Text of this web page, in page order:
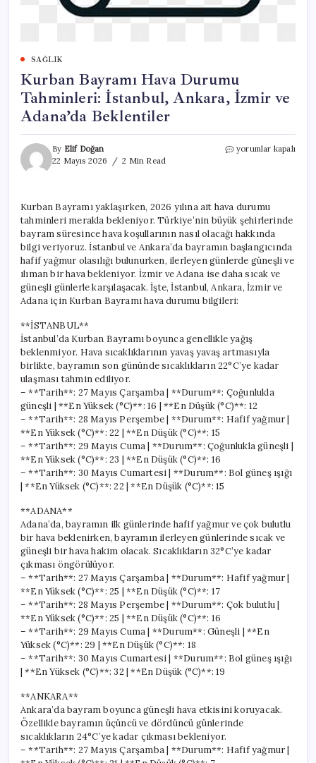
SAĞLIK
Kurban Bayramı Hava Durumu
Tahminleri: İstanbul, Ankara, İzmir ve
Adana’da Beklentiler
By Elif Doğan
22 Mayıs 2026
2 Min Read
Kurban
İstanbul,
Ankara,
İzmir
ve
Adana’da
Beklentiler
için
yorumlar kapalı
Kurban Bayramı yaklaşırken, 2026 yılına ait hava durumu
tahminleri merakla bekleniyor. Türkiye’nin büyük şehirlerinde
bayram süresince hava koşullarının nasıl olacağı hakkında
bilgi veriyoruz. İstanbul ve Ankara’da bayramın başlangıcında
hafif yağmur olasılığı bulunurken, ilerleyen günlerde güneşli ve
ılıman bir hava bekleniyor. İzmir ve Adana ise daha sıcak ve
güneşli günlerle karşılaşacak. İşte, İstanbul, Ankara, İzmir ve
Adana için Kurban Bayramı hava durumu bilgileri:
**İSTANBUL**
İstanbul’da Kurban Bayramı boyunca genellikle yağış
beklenmiyor. Hava sıcaklıklarının yavaş yavaş artmasıyla
birlikte, bayramın son gününde sıcaklıkların 22°C’ye kadar
ulaşması tahmin ediliyor.
– **Tarih**: 27 Mayıs Çarşamba | **Durum**: Çoğunlukla
güneşli | **En Yüksek (°C)**: 16 | **En Düşük (°C)**: 12
– **Tarih**: 28 Mayıs Perşembe | **Durum**: Hafif yağmur |
**En Yüksek (°C)**: 22 | **En Düşük (°C)**: 15
– **Tarih**: 29 Mayıs Cuma | **Durum**: Çoğunlukla güneşli |
**En Yüksek (°C)**: 23 | **En Düşük (°C)**: 16
– **Tarih**: 30 Mayıs Cumartesi | **Durum**: Bol güneş ışığı
| **En Yüksek (°C)**: 22 | **En Düşük (°C)**: 15
**ADANA**
Adana’da, bayramın ilk günlerinde hafif yağmur ve çok bulutlu
bir hava beklenirken, bayramın ilerleyen günlerinde sıcak ve
güneşli bir hava hakim olacak. Sıcaklıkların 32°C’ye kadar
çıkması öngörülüyor.
– **Tarih**: 27 Mayıs Çarşamba | **Durum**: Hafif yağmur |
**En Yüksek (°C)**: 25 | **En Düşük (°C)**: 17
– **Tarih**: 28 Mayıs Perşembe | **Durum**: Çok bulutlu |
**En Yüksek (°C)**: 25 | **En Düşük (°C)**: 16
– **Tarih**: 29 Mayıs Cuma | **Durum**: Güneşli | **En
Yüksek (°C)**: 29 | **En Düşük (°C)**: 18
– **Tarih**: 30 Mayıs Cumartesi | **Durum**: Bol güneş ışığı
| **En Yüksek (°C)**: 32 | **En Düşük (°C)**: 19
**ANKARA**
Ankara’da bayram boyunca güneşli hava etkisini koruyacak.
Özellikle bayramın üçüncü ve dördüncü günlerinde
sıcaklıkların 24°C’ye kadar çıkması bekleniyor.
– **Tarih**: 27 Mayıs Çarşamba | **Durum**: Hafif yağmur |